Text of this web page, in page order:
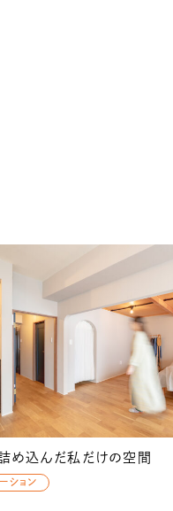
め込んだ私だけの空間
ション